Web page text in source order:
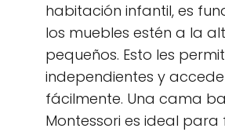
habitación infantil, es
los muebles estén a la
pequeños. Esto les
independientes y
fácilmente. Una cama
Montessori es ideal